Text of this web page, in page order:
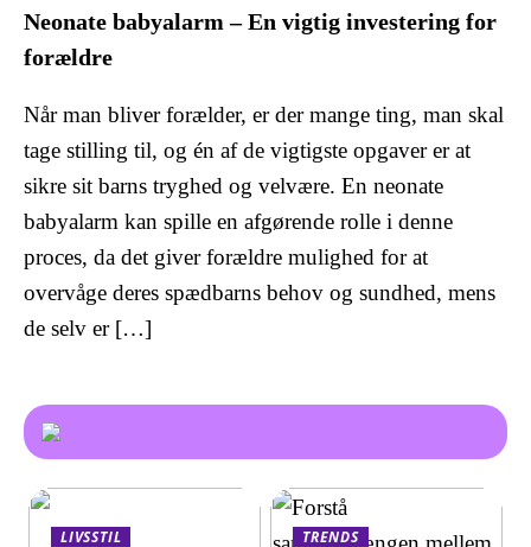
Neonate babyalarm – En vigtig investering for
forældre
Når man bliver forælder, er der mange ting, man skal
tage stilling til, og én af de vigtigste opgaver er at
sikre sit barns tryghed og velvære. En neonate
babyalarm kan spille en afgørende rolle i denne
proces, da det giver forældre mulighed for at
overvåge deres spædbarns behov og sundhed, mens
de selv er […]
LIVSSTIL TRENDS